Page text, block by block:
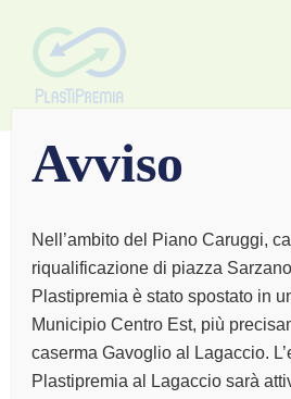
COOP
Avviso
Nell’ambito del Piano Caruggi,
riqualificazione di piazza
Plastipremia è stato spostato in
Municipio Centro Est, più
caserma Gavoglio al Lagaccio.
Plastipremia al Lagaccio sarà